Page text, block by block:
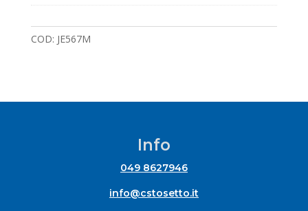
COD: JE567M
Info
049 8627946
info@cstosetto.it